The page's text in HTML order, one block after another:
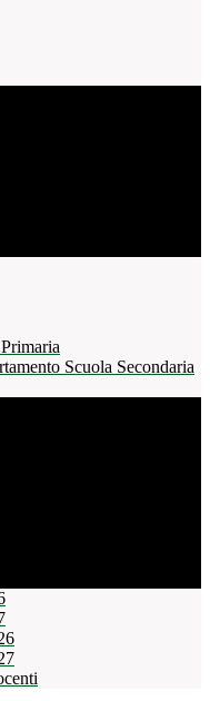
Scuola Secondaria